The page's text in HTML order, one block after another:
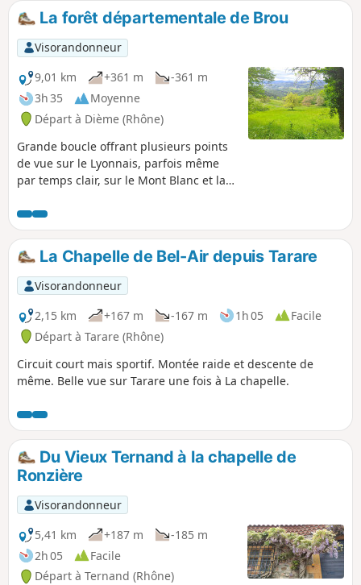
La forêt départementale de Brou
Visorandonneur
9,01 km
+361 m
-361 m
3h 35
Moyenne
Départ à Dième (Rhône)
Grande boucle offrant plusieurs points
de vue sur le Lyonnais, parfois même
par temps clair, sur le Mont Blanc et la
également le Beaujolais des Pierres
Dorées (Oingt, Le Bois d'Oingt, Moirée...)
ainsi qu'une partie des Montagnes de
Tarare. Pas de grandes difficultés à
prévoir, l'itinéraire passe sur des pistes
forestières, des sentiers et une petite
partie goudronnée (D629, très faible
circulation).
La Chapelle de Bel-Air depuis Tarare
Visorandonneur
2,15 km
+167 m -167 m 1h 05
Facile
Départ à Tarare (Rhône)
Circuit court mais sportif. Montée raide et descente de
même. Belle vue sur Tarare une fois à La chapelle.
Du Vieux Ternand à la chapelle de
Ronzière
Visorandonneur
5,41 km
+187 m
-185 m
2h 05
Facile
Départ à Ternand (Rhône)